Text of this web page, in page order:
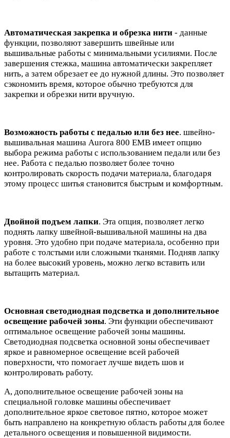
Автоматическая закрепка и обрезка нити - данные
функции, позволяют завершить швейные или
вышивальные работы с минимальными усилиями. После
завершения стежка, машина автоматически закрепляет
нить, а затем обрезает ее до нужной длины. Это позволяет
сэкономить время, которое обычно требуются для
закрепки и обрезки нити вручную.
Возможность работы с педалью или без нее. швейно-
вышивальная машина Aurora 800 EMB имеет опцию
выбора режима работы с использованием педали или без
нее. Работа с педалью позволяет более точно
контролировать скорость подачи материала, благодаря
этому процесс шитья становится быстрым и комфортным.
Двойной подъем лапки. Эта опция, позволяет легко
поднять лапку швейной-вышивальной машины на два
уровня. Это удобно при подаче материала, особенно при
работе с толстыми или сложными тканями. Подняв лапку
на более высокий уровень, можно легко вставить или
вытащить материал.
Основная светодиодная подсветка и дополнительное
освещение рабочей зоны. Эти функции обеспечивают
оптимальное освещение рабочей зоны машины.
Светодиодная подсветка основной зоны обеспечивает
яркое и равномерное освещение всей рабочей
поверхности, что помогает лучше видеть шов и
контролировать работу.
А, дополнительное освещение рабочей зоны на
специальной головке машины обеспечивает
дополнительное яркое световое пятно, которое может
быть направлено на конкретную область работы для более
детального освещения и повышенной видимости.